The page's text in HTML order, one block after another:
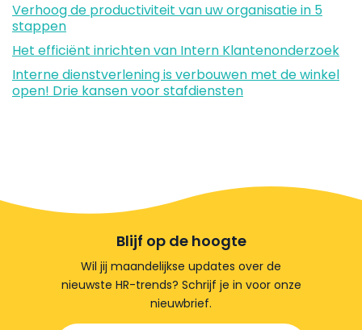
Verhoog de productiviteit van uw organisatie in 5
stappen
Het efficiënt inrichten van Intern Klantenonderzoek
Interne dienstverlening is verbouwen met de winkel
open! Drie kansen voor stafdiensten
Blijf op de hoogte
Wil jij maandelijkse updates over de
nieuwste HR-trends? Schrijf je in voor onze
nieuwbrief.